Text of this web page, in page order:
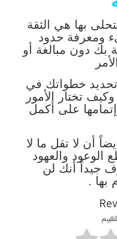
بها هي الثقة
ومعرفة حدود
بك دون مبالغة أو
تحديد خطواتك في
وكيف تختار الأمور
على أكمل
أن لا تقل ما لا
الوعود والعهود
جيداً أنك لن
بها .